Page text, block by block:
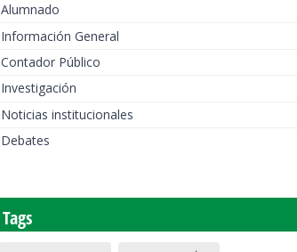
Alumnado
Información General
Contador Público
Investigación
Noticias institucionales
Debates
Tags